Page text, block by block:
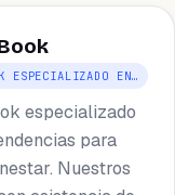
ESPECIALIZADO EN…
especializado
para
Nuestros